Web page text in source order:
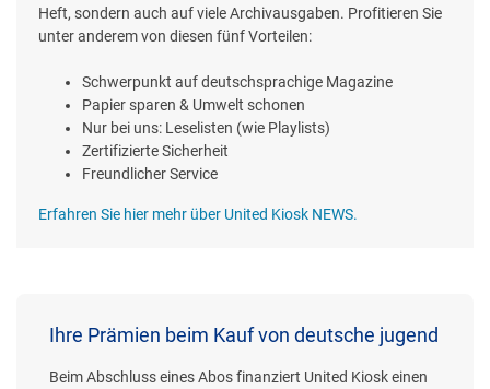
Heft, sondern auch auf viele Archivausgaben. Profitieren Sie
unter anderem von diesen fünf Vorteilen:
Schwerpunkt auf deutschsprachige Magazine
Papier sparen & Umwelt schonen
Nur bei uns: Leselisten (wie Playlists)
Zertifizierte Sicherheit
Freundlicher Service
Erfahren Sie hier mehr über United Kiosk NEWS.
Ihre Prämien beim Kauf von deutsche jugend
Beim Abschluss eines Abos finanziert United Kiosk einen